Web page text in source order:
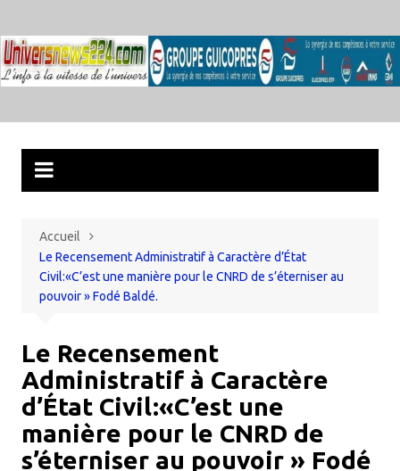
au
contenu
Accueil
Le Recensement Administratif à Caractère d’État
Civil:«C’est une manière pour le CNRD de s’éterniser au
pouvoir » Fodé Baldé.
Le Recensement
Administratif à Caractère
d’État Civil:«C’est une
manière pour le CNRD de
s’éterniser au pouvoir » Fodé